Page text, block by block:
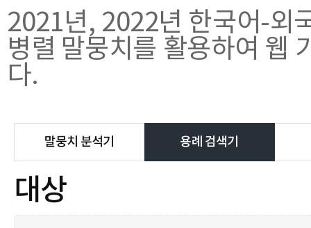
결과물 공개 신청
활용 사례
2021년, 2022년 한국어-외
병렬 말뭉치를 활용하여 웹
다.
말뭉치 분석기 용례 검색기
대상